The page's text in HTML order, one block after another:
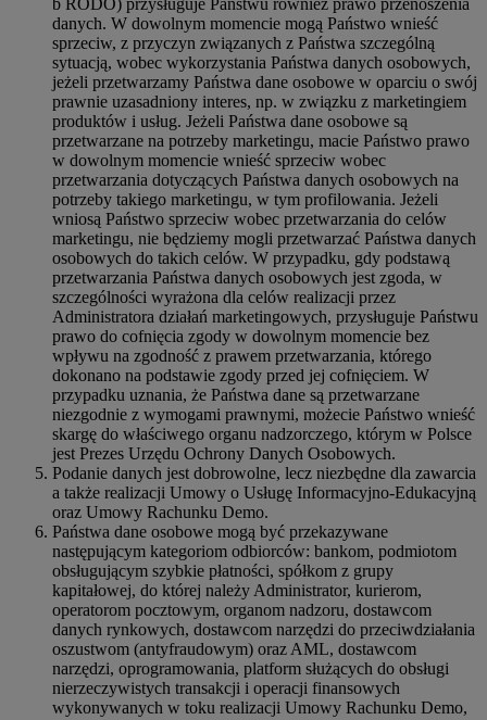
danych. W dowolnym momencie mogą Państwo wnieść
sprzeciw, z przyczyn związanych z Państwa szczególną
sytuacją, wobec wykorzystania Państwa danych osobowych,
jeżeli przetwarzamy Państwa dane osobowe w oparciu o swój
prawnie uzasadniony interes, np. w związku z marketingiem
produktów i usług. Jeżeli Państwa dane osobowe są
przetwarzane na potrzeby marketingu, macie Państwo prawo
w dowolnym momencie wnieść sprzeciw wobec
przetwarzania dotyczących Państwa danych osobowych na
potrzeby takiego marketingu, w tym profilowania. Jeżeli
wniosą Państwo sprzeciw wobec przetwarzania do celów
marketingu, nie będziemy mogli przetwarzać Państwa danych
osobowych do takich celów. W przypadku, gdy podstawą
przetwarzania Państwa danych osobowych jest zgoda, w
szczególności wyrażona dla celów realizacji przez
Administratora działań marketingowych, przysługuje Państwu
prawo do cofnięcia zgody w dowolnym momencie bez
wpływu na zgodność z prawem przetwarzania, którego
dokonano na podstawie zgody przed jej cofnięciem. W
przypadku uznania, że Państwa dane są przetwarzane
niezgodnie z wymogami prawnymi, możecie Państwo wnieść
skargę do właściwego organu nadzorczego, którym w Polsce
jest Prezes Urzędu Ochrony Danych Osobowych.
Podanie danych jest dobrowolne, lecz niezbędne dla zawarcia
a także realizacji Umowy o Usługę Informacyjno-Edukacyjną
oraz Umowy Rachunku Demo.
Państwa dane osobowe mogą być przekazywane
następującym kategoriom odbiorców: bankom, podmiotom
obsługującym szybkie płatności, spółkom z grupy
kapitałowej, do której należy Administrator, kurierom,
operatorom pocztowym, organom nadzoru, dostawcom
danych rynkowych, dostawcom narzędzi do przeciwdziałania
oszustwom (antyfraudowym) oraz AML, dostawcom
narzędzi, oprogramowania, platform służących do obsługi
nierzeczywistych transakcji i operacji finansowych
wykonywanych w toku realizacji Umowy Rachunku Demo,